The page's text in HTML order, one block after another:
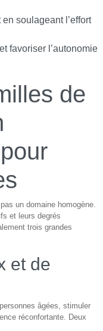
en soulageant l’effort
et favoriser l’autonomie
de
un domaine homogène.
et leurs degrés
trois grandes
et de
âgées, stimuler
réconfortante. Deux